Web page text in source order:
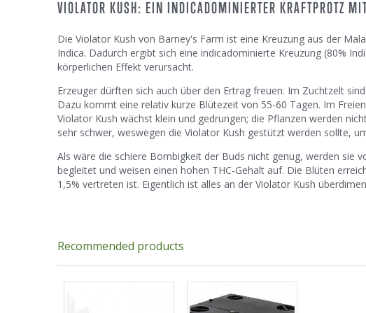
VIOLATOR KUSH: EIN INDICADOMINIERTER KRAFTPROTZ
Die Violator Kush von Barney's Farm ist eine Kreuzung aus der
Indica. Dadurch ergibt sich eine indicadominierte Kreuzung (80%
körperlichen Effekt verursacht.
Erzeuger dürften sich auch über den Ertrag freuen: Im Zuchtzelt
Dazu kommt eine relativ kurze Blütezeit von 55-60 Tagen. Im
Violator Kush wächst klein und gedrungen; die Pflanzen werden
sehr schwer, weswegen die Violator Kush gestützt werden sollte,
Als wäre die schiere Bombigkeit der Buds nicht genug, werden sie
begleitet und weisen einen hohen THC-Gehalt auf. Die Blüten
1,5% vertreten ist. Eigentlich ist alles an der Violator Kush
Recommended products